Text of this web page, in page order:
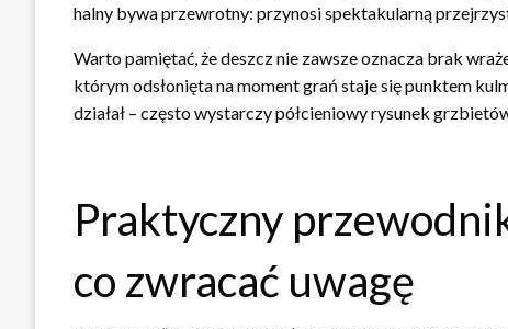
halny bywa przewrotny: przynosi spektakularną
Warto pamiętać, że deszcz nie zawsze oznacza brak
którym odsłonięta na moment grań staje się punktem
działał – często wystarczy półcieniowy rysunek
Praktyczny
co zwracać uwagę